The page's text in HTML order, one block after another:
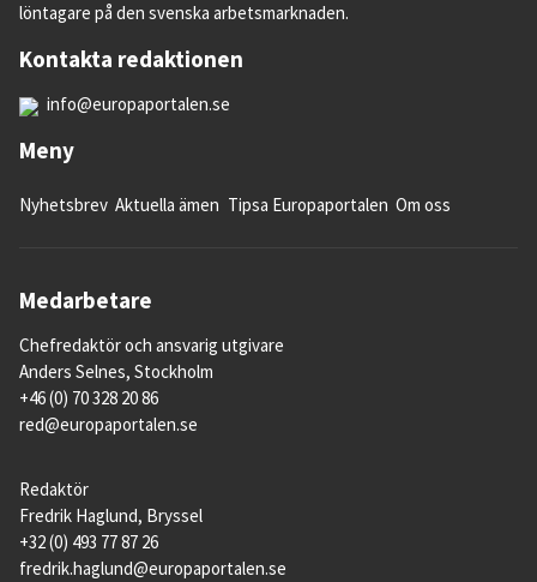
löntagare på den svenska arbetsmarknaden.
Kontakta redaktionen
info@europaportalen.se
Meny
Nyhetsbrev Aktuella ämen Tipsa Europaportalen Om oss
Medarbetare
Chefredaktör och ansvarig utgivare
Anders Selnes, Stockholm
+46 (0) 70 328 20 86
red@europaportalen.se
Redaktör
Fredrik Haglund, Bryssel
+32 (0) 493 77 87 26
fredrik.haglund@europaportalen.se